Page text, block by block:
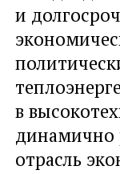
и
в
динамично
отрасль